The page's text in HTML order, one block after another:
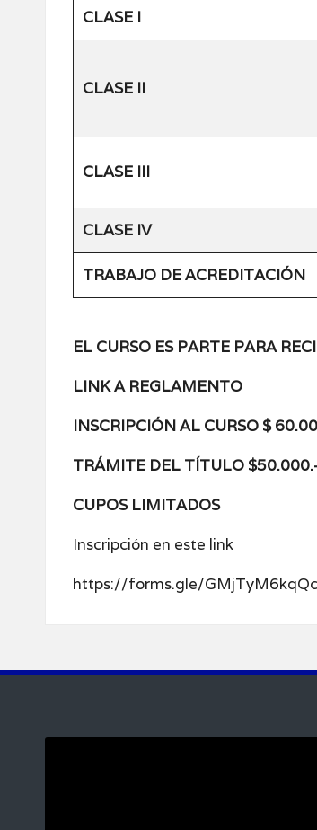
CLASE I
CLASE II
CLASE III
CLASE IV
TRABAJO DE ACREDITACIÓN
EL CURSO ES PARTE PARA
LINK A REGLAMENTO
INSCRIPCIÓN AL CURSO $
TRÁMITE DEL TÍTULO
CUPOS LIMITADOS
Inscripción en este link
https://forms.gle/